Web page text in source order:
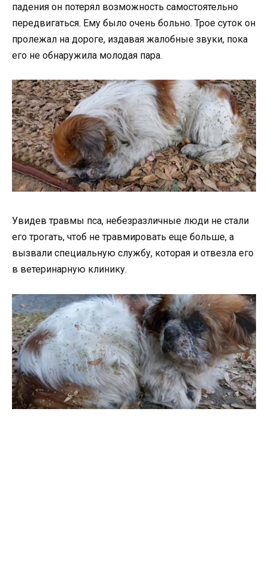
падения он потерял возможность самостоятельно
передвигаться. Ему было очень больно. Трое суток он
пролежал на дороге, издавая жалобные звуки, пока
его не обнаружила молодая пара.
Увидев травмы пса, небезразличные люди не стали
его трогать, чтоб не травмировать еще больше, а
вызвали специальную службу, которая и отвезла его
в ветеринарную клинику.